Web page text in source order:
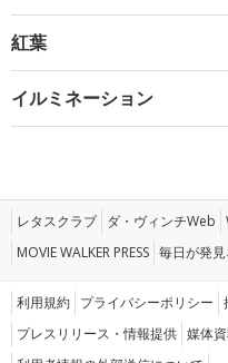
紅葉
イルミネーション
レタスクラブ ダ・ヴィンチWeb
MOVIE WALKER PRESS 毎日が発見
利用規約 プライバシーポリシー
プレスリリース・情報提供 媒体